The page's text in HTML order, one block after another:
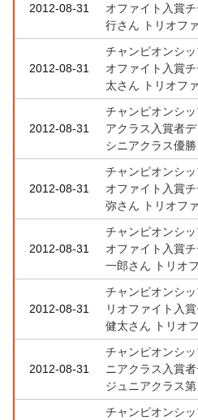
2012-08-31
オファイト入賞
行さん トリオフ
2012-08-31
チャンピオンシ
オファイト入賞
太さん トリオフ
2012-08-31
チャンピオンシ
アクラス入賞者
シニアクラス優勝
2012-08-31
チャンピオンシ
オファイト入賞
弥さん トリオフ
2012-08-31
チャンピオンシ
オファイト入賞
一郎さん トリオ
2012-08-31
チャンピオンシ
リオファイト入
健太さん トリオ
2012-08-31
チャンピオンシ
ニアクラス入賞
ジュニアクラス
チャンピオンシ